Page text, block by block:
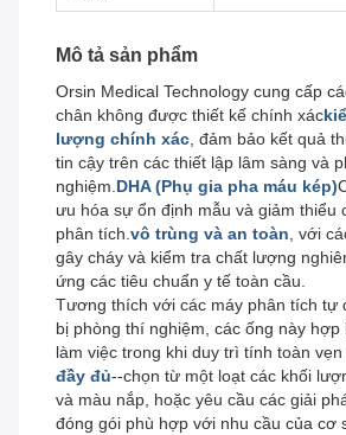
Mô tả sản phẩm
Orsin Medical Technology cung cấp
chân không được thiết kế chính xác
lượng chính xác, đảm bảo kết quả
tin cậy trên các thiết lập lâm sàng và
nghiệm.DHA (Phụ gia pha máu kép)
ưu hóa sự ổn định mẫu và giảm thiểu
phân tích.vô trùng và an toàn, với
gây cháy và kiểm tra chất lượng
ứng các tiêu chuẩn y tế toàn cầu.
Tương thích với các máy phân tích tự
bị phòng thí nghiệm, các ống này hợp
làm việc trong khi duy trì tính toàn vẹn
đầy đủ--chọn từ một loạt các khối
và màu nắp, hoặc yêu cầu các giải
đóng gói phù hợp với nhu cầu của cơ